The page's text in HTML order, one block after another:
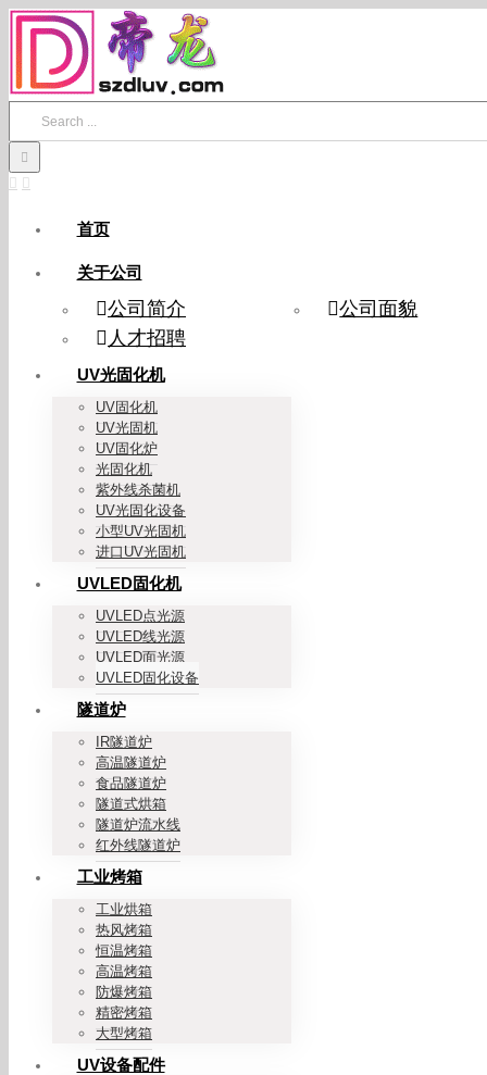
Skip
content
首页
关于公司
公司简介
公司面貌
人才招聘
UV光固化机
UV固化机
UV光固机
UV固化炉
光固化机
紫外线杀菌机
UV光固化设备
小型UV光固机
进口UV光固机
UVLED固化机
UVLED点光源
UVLED线光源
UVLED面光源
UVLED固化设备
隧道炉
IR隧道炉
高温隧道炉
食品隧道炉
隧道式烘箱
隧道炉流水线
红外线隧道炉
工业烤箱
工业烘箱
热风烤箱
恒温烤箱
高温烤箱
防爆烤箱
精密烤箱
大型烤箱
UV设备配件